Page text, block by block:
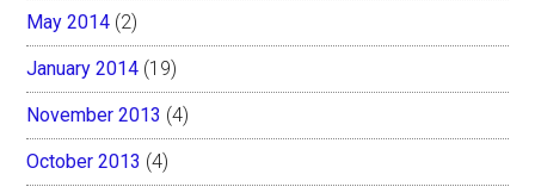
May 2014 (2)
January 2014 (19)
November 2013 (4)
October 2013 (4)